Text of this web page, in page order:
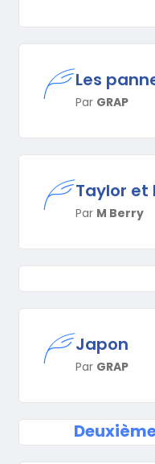
Les
Par GRAP
Taylor et
Par M Berry
Japon
Par GRAP